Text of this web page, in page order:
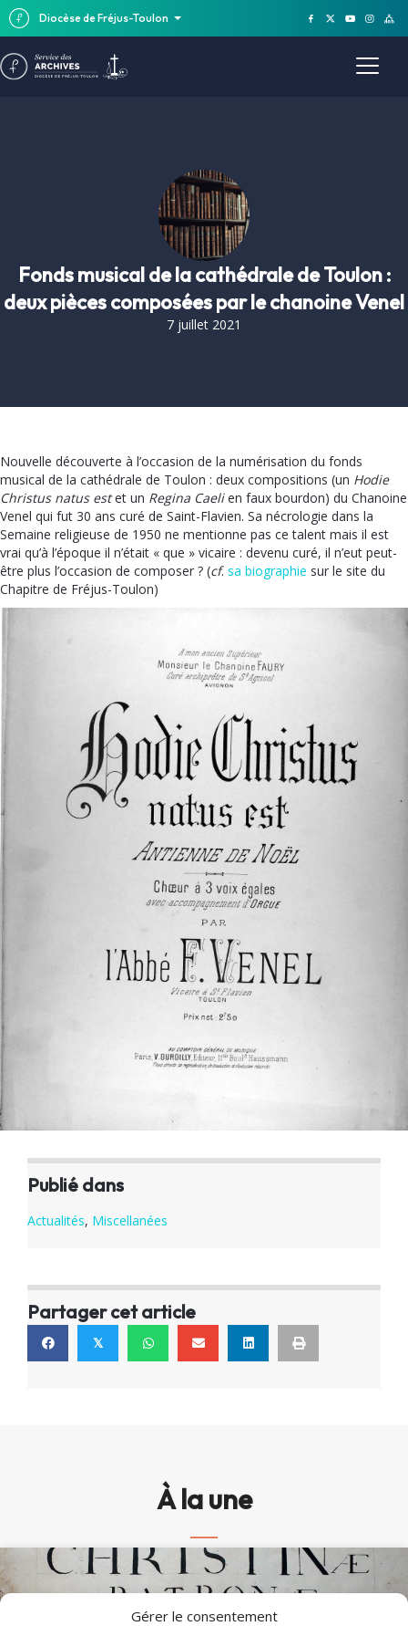
Diocèse de Fréjus-Toulon
Gérer le consentement
Fonds musical de la cathédrale de Toulon :
deux pièces composées par le chanoine Venel
7 juillet 2021
Nouvelle découverte à l’occasion de la numérisation du fonds
musical de la cathédrale de Toulon : deux compositions (un Hodie
Christus natus estet un Regina Caelien faux bourdon) du Chanoine
Venel qui fut 30 ans curé de Saint-Flavien. Sa nécrologie dans la
Semaine religieuse de 1950 ne mentionne pas ce talent mais il est
vrai qu’à l’époque il n’était « que » vicaire : devenu curé, il n’eut peut-
être plus l’occasion de composer ? (cf. sa biographie sur le site du
Chapitre de Fréjus-Toulon)
Publié dans
Actualités, Miscellanées
Partager cet article
𝕏
À la une